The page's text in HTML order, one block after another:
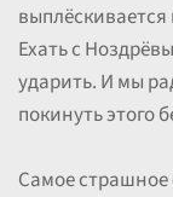
Ехать с
ударить. И мы
покинуть этого
Самое страшное